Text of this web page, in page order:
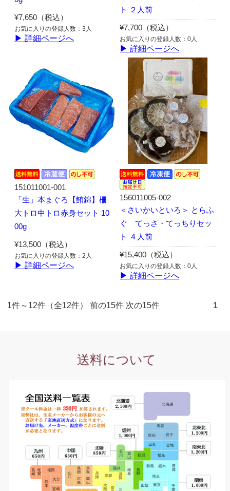
¥7,650（税込）
お気に入りの登録人数：3人
▶ 詳細ページへ
ト ２人前
¥7,700（税込）
お気に入りの登録人数：0人
▶ 詳細ページへ
151011001-001
「生」本まぐろ【鮪錦】柵
大トロ中トロ赤身セット 10
00g
¥13,500（税込）
お気に入りの登録人数：2人
▶ 詳細ページへ
156011005-002
＜さいかいといろ＞ とらふ
ぐ てっさ・てっちりセッ
ト ４人前
¥15,400（税込）
お気に入りの登録人数：0人
▶ 詳細ページへ
1件～12件（全12件） 前の15件 次の15件 1
送料について